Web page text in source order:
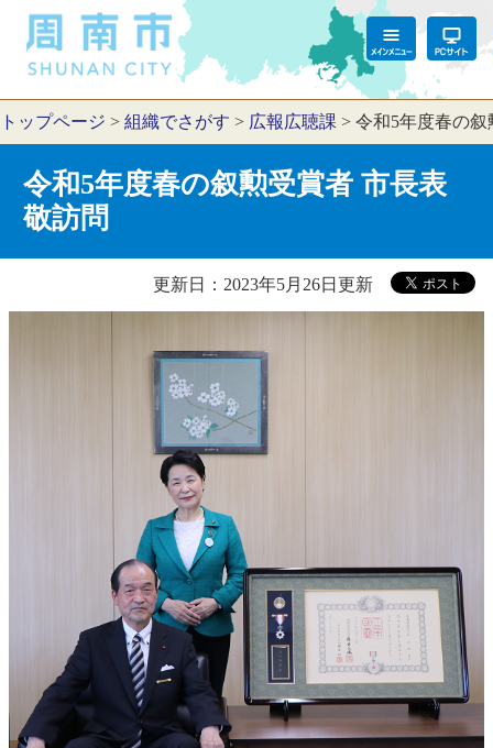
トップページ > 組織でさがす > 広報広聴課 > 令和5年度春の
令和5年度春の叙勲受賞者 市長表
敬訪問
更新日：2023年5月26日更新